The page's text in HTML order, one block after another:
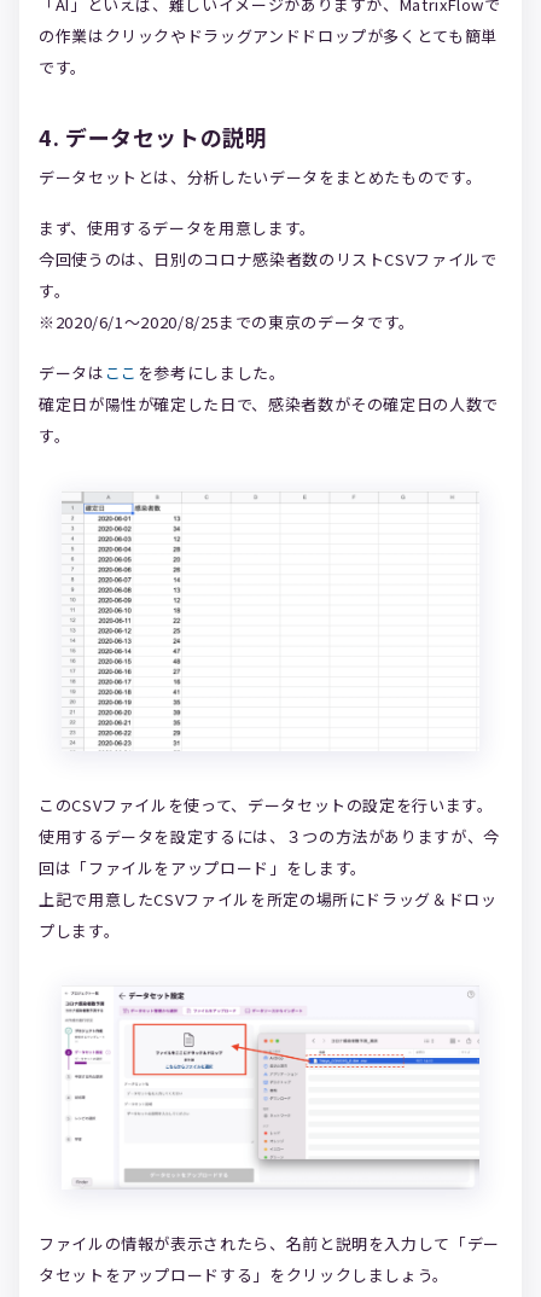
の作業はクリックやドラッグアンドドロップが多くとても簡単
です。
4. データセットの説明
データセットとは、分析したいデータをまとめたものです。
まず、使用するデータを用意します。
今回使うのは、日別のコロナ感染者数のリストCSVファイルで
す。
※2020/6/1〜2020/8/25までの東京のデータです。
データは ここ を参考にしました。
確定日が陽性が確定した日で、感染者数がその確定日の人数で
す。
このCSVファイルを使って、データセットの設定を行います。
使用するデータを設定するには、３つの方法がありますが、今
回は「ファイルをアップロード」をします。
上記で用意したCSVファイルを所定の場所にドラッグ＆ドロッ
プします。
ファイルの情報が表示されたら、名前と説明を入力して「デー
タセットをアップロードする」をクリックしましょう。